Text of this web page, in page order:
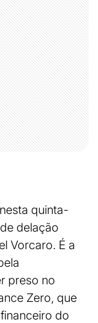
quinta-
delação
Vorcaro. É a
preso no
Zero, que
do